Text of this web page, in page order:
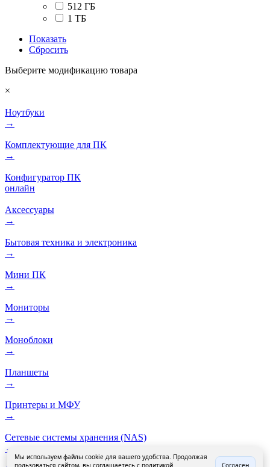
512 ГБ
1 ТБ
Показать
Сбросить
Выберите модификацию товара
×
Мы используем файлы cookie для вашего удобства. Продолжая
пользоваться сайтом, вы соглашаетесь с политикой
Согласен
Ноутбуки
→
Комплектующие для ПК
→
Конфигуратор ПК
онлайн
Аксессуары
→
Бытовая техника и электроника
→
Мини ПК
→
Мониторы
→
Моноблоки
→
Планшеты
→
Принтеры и МФУ
→
Сетевые системы хранения (NAS)
→